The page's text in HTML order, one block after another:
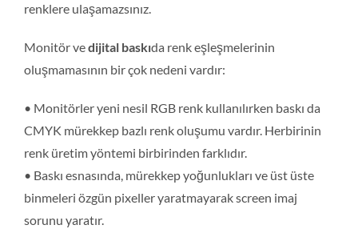
renklere ulaşamazsınız.
Monitör vedijital baskıda renk eşleşmelerinin
oluşmamasının bir çok nedeni vardır:
• Monitörler yeni nesil RGB renk kullanılırken baskı da
CMYK mürekkep bazlı renk oluşumu vardır. Herbirinin
renk üretim yöntemi birbirinden farklıdır.
• Baskı esnasında, mürekkep yoğunlukları ve üst üste
binmeleri özgün pixeller yaratmayarak screen imaj
sorunu yaratır.